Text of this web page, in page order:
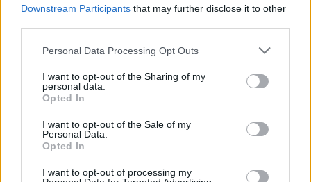
Downstream Participants that may further disclose it to other
Please note that this website/app uses one or more Google
not limited to your visit or usage behaviour. You may click to
grant or deny consent to Google and its third-party tags to
use your data for below specified purposes in below Google
consent section.
Personal Data Processing Opt Outs
I want to opt-out of the Sharing of my
personal data.
Opted In
I want to opt-out of the Sale of my
Personal Data.
Opted In
I want to opt-out of processing my
GENTE